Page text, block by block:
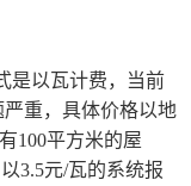
是以瓦计费，当前
重，具体价格以地
100平方米的屋
3.5元/瓦的系统报